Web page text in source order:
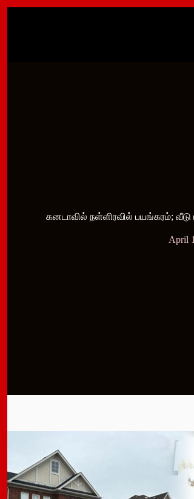
கனடாவில் நள்ளிரவில் பயங்கரம்;
April